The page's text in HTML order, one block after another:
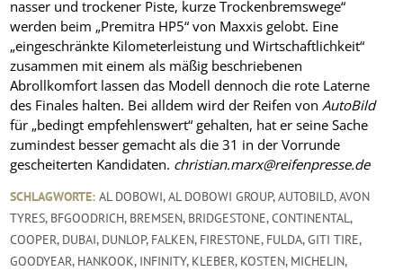
nasser und trockener Piste, kurze Trockenbremswege“
werden beim „Premitra HP5“ von Maxxis gelobt. Eine
„eingeschränkte Kilometerleistung und Wirtschaftlichkeit“
zusammen mit einem als mäßig beschriebenen
Abrollkomfort lassen das Modell dennoch die rote Laterne
des Finales halten. Bei alldem wird der Reifen vonAutoBild
für „bedingt empfehlenswert“ gehalten, hat er seine Sache
zumindest besser gemacht als die 31 in der Vorrunde
gescheiterten Kandidaten. christian.marx@reifenpresse.de
SCHLAGWORTE: AL DOBOWI,AL DOBOWI GROUP,AUTOBILD,AVON
TYRES, BFGOODRICH, BREMSEN, BRIDGESTONE,CONTINENTAL,
COOPER, DUBAI, DUNLOP, FALKEN, FIRESTONE, FULDA,GITI TIRE,
GOODYEAR, HANKOOK, INFINITY, KLEBER, KOSTEN, MICHELIN,